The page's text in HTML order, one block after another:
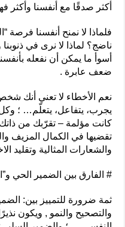
أكثر صدقًا مع أنفسنا وأكثر
فلماذا لا نمنح أنفسنا
ناضج؟ لماذا لا نرى في
أسوأ ما يمكن أن نفعله
ضعف عابرة .
نعم الأخطاء لا تعني أنك
يجرب، يتفاعل، يتعلّم… ؛
كانت مؤلمة – تقرّبك من
تقضيها في الكمال المزيف
والشعارات المثالية وتقليد
# الفارق بين الضمير الحي
ثمة ضرورة للتمييز بين:
والتصحيح والنمو , ويكون نذيرًا